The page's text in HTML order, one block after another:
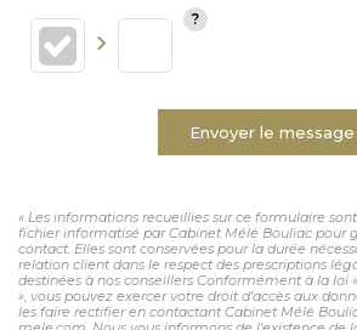
Envoyer le message
« Les informations recueillies sur ce formulaire
fichier informatisé par Cabinet Mélé Bouliac pour
contact. Elles sont conservées pour la durée
relation client dans le respect des prescriptions
destinées à nos conseillers Conformément à la loi
», vous pouvez exercer votre droit d'accès aux
les faire rectifier en contactant Cabinet Mélé